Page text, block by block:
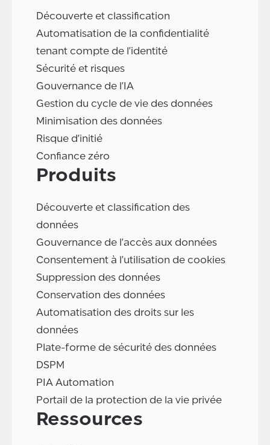
Découverte et classification
Automatisation de la confidentialité
tenant compte de l'identité
Sécurité et risques
Gouvernance de l'IA
Gestion du cycle de vie des données
Minimisation des données
Risque d'initié
Confiance zéro
Produits
Découverte et classification des
données
Gouvernance de l'accès aux données
Consentement à l'utilisation de cookies
Suppression des données
Conservation des données
Automatisation des droits sur les
données
Plate-forme de sécurité des données
DSPM
PIA Automation
Portail de la protection de la vie privée
Ressources